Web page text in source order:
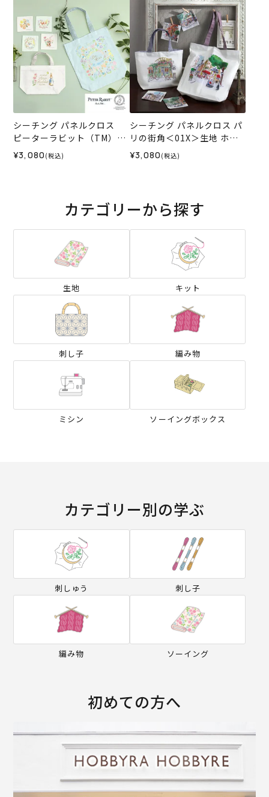
シーチング パネルクロス
ピーターラビット（TM）＆
フラワー＜01X＞生地 ホビ
ーラホビーレデザインコレ
¥3,080 (税込)
シーチング パネルクロス パ
リの街角＜01X＞生地 ホビ
ーラホビーレデザインコレ
クション
¥3,080 (税込)
カテゴリーから探す
生地 キット
刺し子 編み物
ミシン ソーイングボックス
カテゴリー別の学ぶ
刺しゅう 刺し子
編み物 ソーイング
初めての方へ